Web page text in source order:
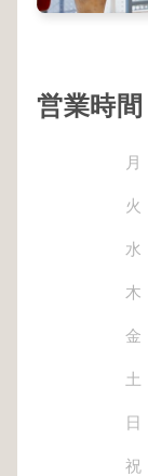
営業時間
月
火
水
木
金
土
日
祝